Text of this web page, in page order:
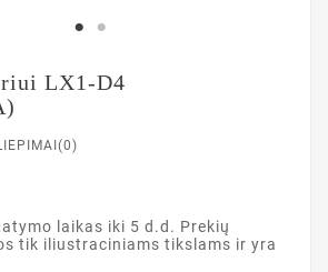
LX1-D4
laikas iki 5 d.d. Prekių
tik iliustraciniams tikslams ir yra